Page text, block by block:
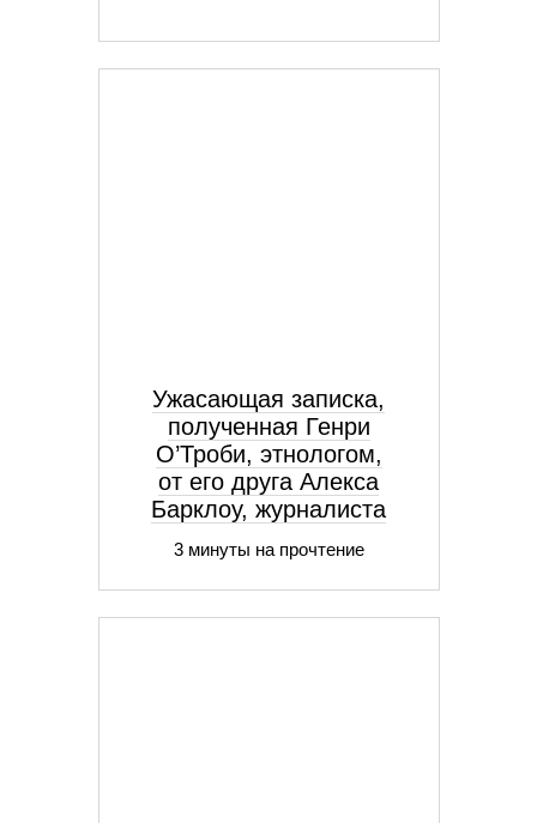
Ужасающая записка,
полученная Генри
О’Троби, этнологом,
от его друга Алекса
Барклоу, журналиста
3 минуты на прочтение